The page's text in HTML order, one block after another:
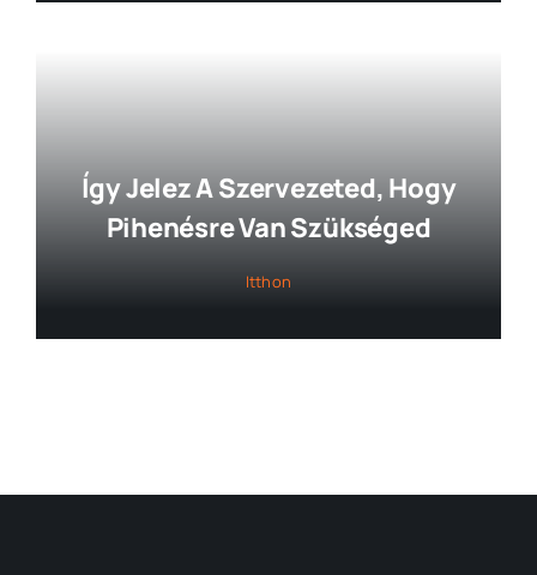
Így Jelez A Szervezeted, Hogy
Pihenésre Van Szükséged
Itthon